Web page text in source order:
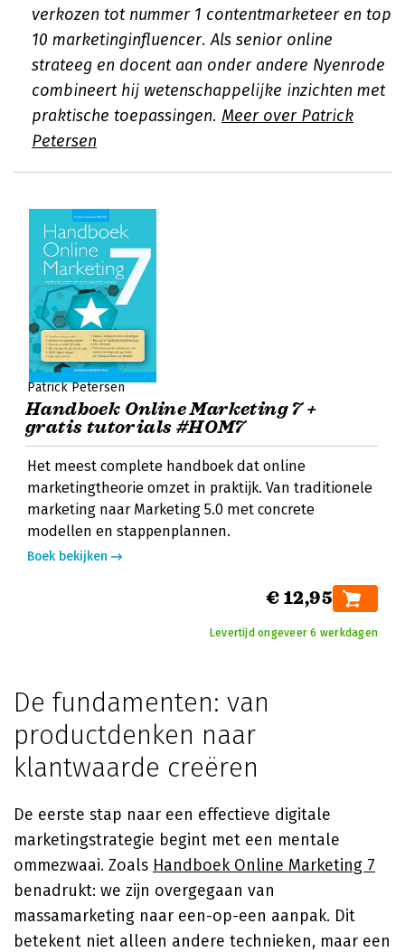
verkozen tot nummer 1 contentmarketeer en top
10 marketinginfluencer. Als senior online
strateeg en docent aan onder andere Nyenrode
combineert hij wetenschappelijke inzichten met
praktische toepassingen. Meer over Patrick
Petersen
Patrick Petersen
Handboek Online Marketing 7 +
gratis tutorials #HOM7
Het meest complete handboek dat online
marketingtheorie omzet in praktijk. Van traditionele
marketing naar Marketing 5.0 met concrete
modellen en stappenplannen.
Boek bekijken
€ 12,95
Levertijd ongeveer 6 werkdagen
De fundamenten: van
productdenken naar
klantwaarde creëren
De eerste stap naar een effectieve digitale
marketingstrategie begint met een mentale
ommezwaai. Zoals Handboek Online Marketing 7
benadrukt: we zijn overgegaan van
massamarketing naar een-op-een aanpak. Dit
betekent niet alleen andere technieken, maar een